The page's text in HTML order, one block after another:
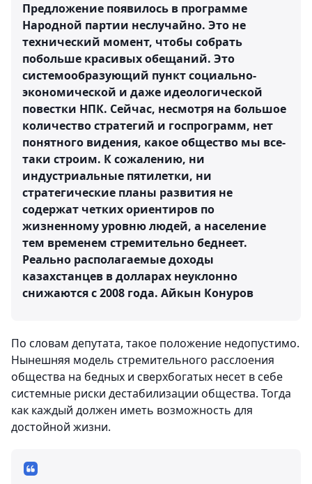
Предложение появилось в программе
Народной партии неслучайно. Это не
технический момент, чтобы собрать
побольше красивых обещаний. Это
системообразующий пункт социально-
экономической и даже идеологической
повестки НПК. Сейчас, несмотря на большое
количество стратегий и госпрограмм, нет
понятного видения, какое общество мы все-
таки строим. К сожалению, ни
индустриальные пятилетки, ни
стратегические планы развития не
содержат четких ориентиров по
жизненному уровню людей, а население
тем временем стремительно беднеет.
Реально располагаемые доходы
казахстанцев в долларах неуклонно
снижаются с 2008 года. Айкын Конуров
По словам депутата, такое положение недопустимо.
Нынешняя модель стремительного расслоения
общества на бедных и сверхбогатых несет в себе
системные риски дестабилизации общества. Тогда
как каждый должен иметь возможность для
достойной жизни.